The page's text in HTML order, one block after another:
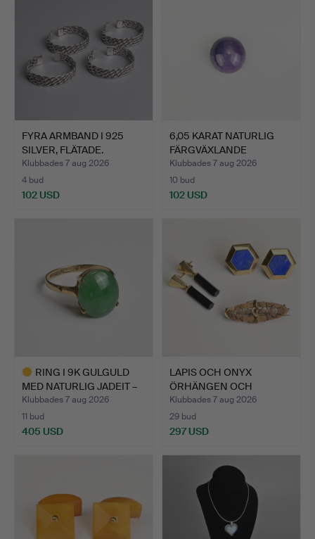
FYRA ARMBAND I 925
SILVER, FLÄTADE.
Klubbades 7 aug 2026
4 bud
102 USD
6,05 KARAT NATURLIG
FÄRGVÄXLANDE
STJÄRNSAF…
Klubbades 7 aug 2026
10 bud
102 USD
RING I 9K GULGULD
MED NATURLIG JADEIT –
CE…
Klubbades 7 aug 2026
11 bud
405 USD
LAPIS OCH ONYX
ÖRHÄNGEN OCH
BROSCH, 9KT OC…
Klubbades 7 aug 2026
29 bud
297 USD